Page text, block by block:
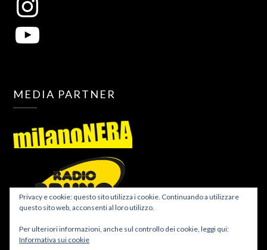
MEDIA PARTNER
Privacy e cookie: questo sito utilizza i cookie. Continuando a utilizzare
questo sito web, acconsenti al loro utilizzo.
Per ulteriori informazioni, anche sul controllo dei cookie, leggi qui:
Informativa sui cookie